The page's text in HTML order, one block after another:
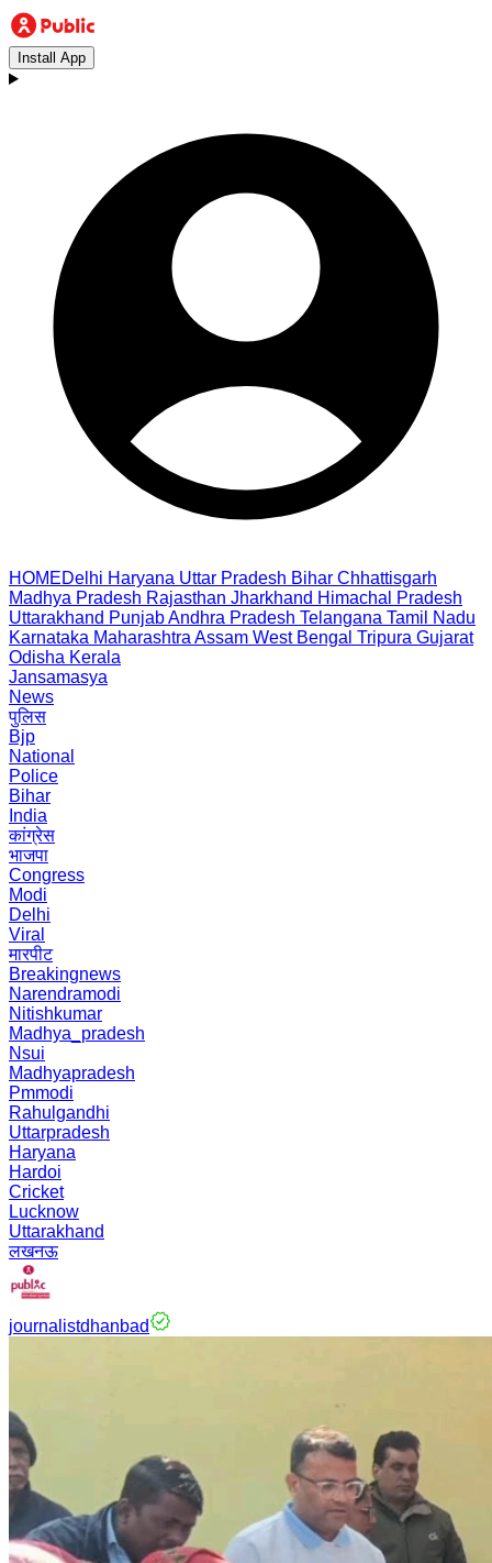
Install App
HOMEDelhi Haryana Uttar Pradesh Bihar Chhattisgarh
Madhya Pradesh Rajasthan Jharkhand Himachal Pradesh
Uttarakhand PunjabAndhra Pradesh Telangana Tamil Nadu
Karnataka Maharashtra Assam West Bengal Tripura Gujarat
Odisha Kerala
Jansamasya
News
पुलिस
Bjp
National
Police
Bihar
India
कांग्रेस
भाजपा
Congress
Modi
Delhi
Viral
मारपीट
Breakingnews
Narendramodi
Nitishkumar
Madhya_pradesh
Nsui
Madhyapradesh
Pmmodi
Rahulgandhi
Uttarpradesh
Haryana
Hardoi
Cricket
Lucknow
Uttarakhand
लखनऊ
journalistdhanbad